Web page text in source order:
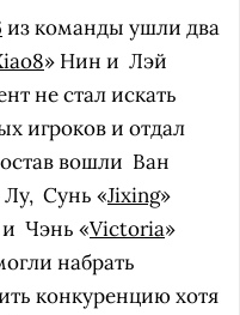
из команды ушли два
» Нин и Лэй
не стал искать
игроков и отдал
вошли Ван
Лу, Сунь «Jixing»
Чэнь «Victoria»
набрать
конкуренцию хотя